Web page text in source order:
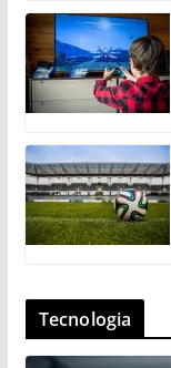
Tecnologia